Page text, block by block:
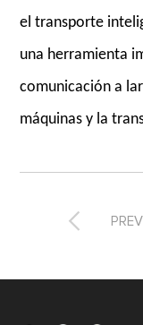
el transporte
una herramienta
comunicación a
máquinas y la
 PREV